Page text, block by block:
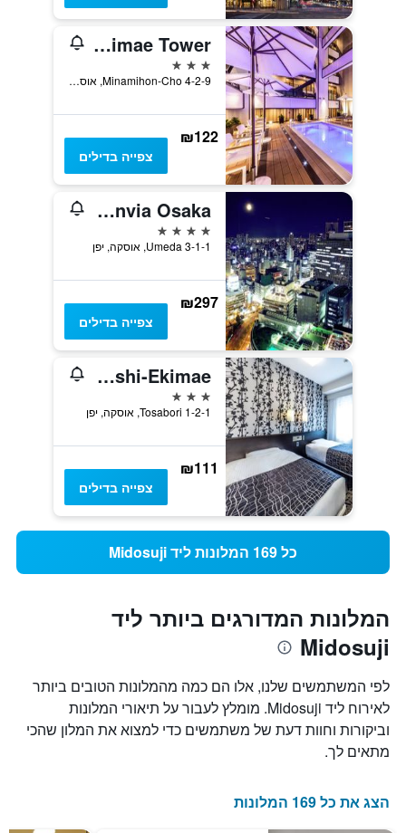
Apa Hotel & Resort Midosuji Hommachi Ekimae Tower
3 כוכבים
4-2-9 Minamihon-Cho, אוסקה, יפן
₪122
צפייה בדילים
Hotel Granvia Osaka
4 כוכבים
3-1-1 Umeda, אוסקה, יפן
₪297
צפייה בדילים
Apa Hotel Osaka-Higobashi-Ekimae
3 כוכבים
1-2-1 Tosabori, אוסקה, יפן
₪111
צפייה בדילים
כל 169 המלונות ליד Midosuji
המלונות המדורגים ביותר ליד
Midosuji
לפי המשתמשים שלנו, אלו הם כמה מהמלונות הטובים ביותר
לאירוח ליד Midosuji. מומלץ לעבור על תיאורי המלונות
וביקורות וחוות דעת של משתמשים כדי למצוא את המלון שהכי
מתאים לך.
הצג את כל 169 המלונות